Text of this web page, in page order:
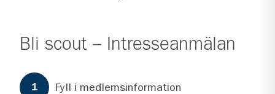
Bli scout – Intresseanmälan
Formuläret har steg.
1 Steg1
Fyll i medlemsinformation